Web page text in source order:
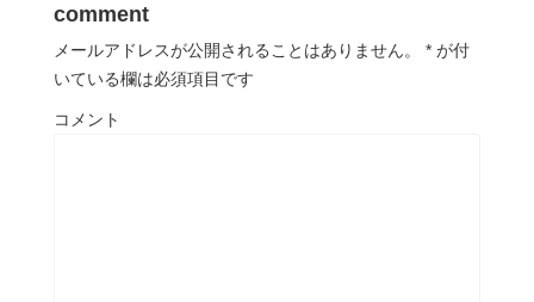
comment
メールアドレスが公開されることはありません。 * が付
いている欄は必須項目です
コメント